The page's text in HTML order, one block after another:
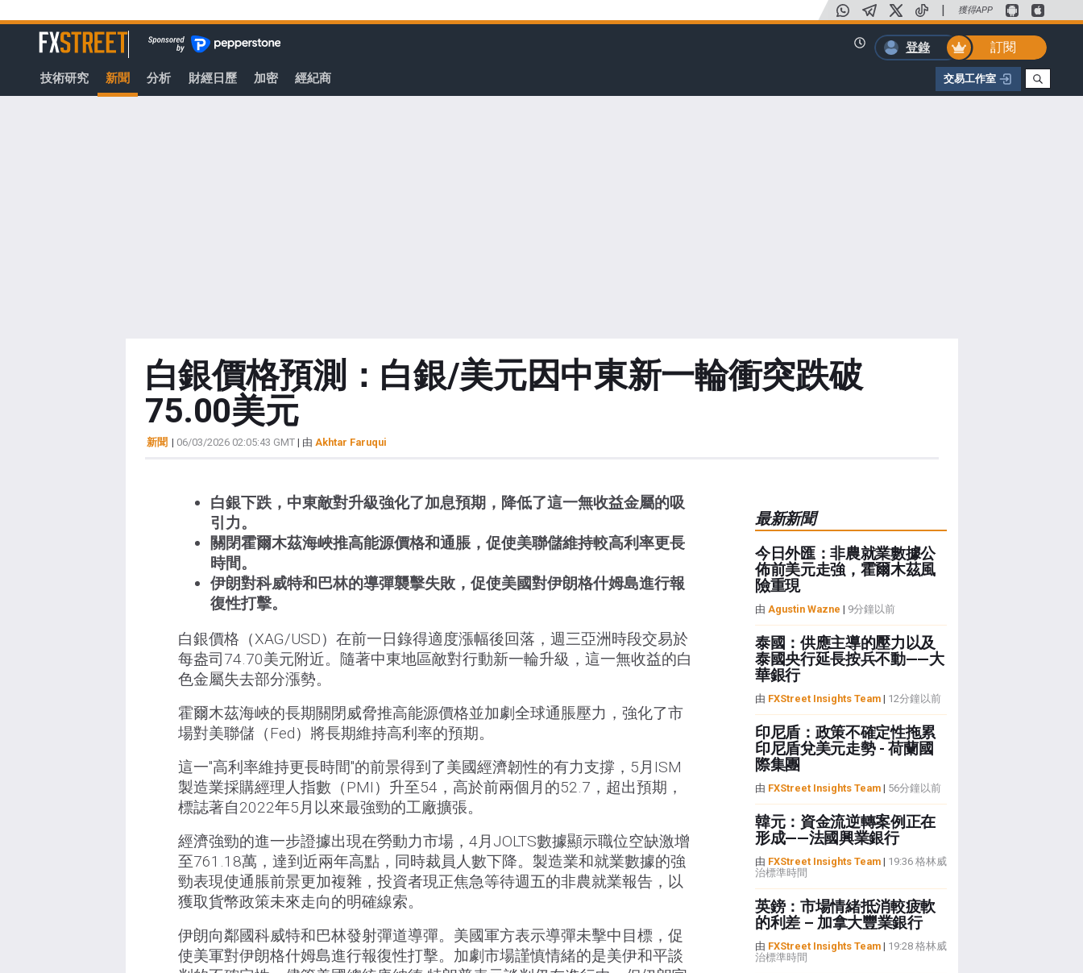
至
容
| 獲得APP
FXStreet
登錄
訂閱
技術研究 新聞 分析 財經日歷 加密 經紀商 交易工作室
白銀價格預測：白銀/美元因中東新一輪衝突跌破
75.00美元
新聞 | 06/03/2026 02:05:43 GMT| 由 Akhtar Faruqui
白銀下跌，中東敵對升級強化了加息預期，降低了這一無收益金屬的吸
引力。
關閉霍爾木茲海峽推高能源價格和通脹，促使美聯儲維持較高利率更長
時間。
伊朗對科威特和巴林的導彈襲擊失敗，促使美國對伊朗格什姆島進行報
復性打擊。
白銀價格（XAG/USD）在前一日錄得適度漲幅後回落，週三亞洲時段交易於
每盎司74.70美元附近。隨著中東地區敵對行動新一輪升級，這一無收益的白
色金屬失去部分漲勢。
霍爾木茲海峽的長期關閉威脅推高能源價格並加劇全球通脹壓力，強化了市
場對美聯儲（Fed）將長期維持高利率的預期。
這一"高利率維持更長時間"的前景得到了美國經濟韌性的有力支撐，5月ISM
製造業採購經理人指數（PMI）升至54，高於前兩個月的52.7，超出預期，
標誌著自2022年5月以來最強勁的工廠擴張。
經濟強勁的進一步證據出現在勞動力市場，4月JOLTS數據顯示職位空缺激增
至761.18萬，達到近兩年高點，同時裁員人數下降。製造業和就業數據的強
勁表現使通脹前景更加複雜，投資者現正焦急等待週五的非農就業報告，以
獲取貨幣政策未來走向的明確線索。
伊朗向鄰國科威特和巴林發射彈道導彈。美國軍方表示導彈未擊中目標，促
使美軍對伊朗格什姆島進行報復性打擊。加劇市場謹慎情緒的是美伊和平談
最新新聞
今日外匯：非農就業數據公
佈前美元走強，霍爾木茲風
險重現
由 Agustin Wazne | 9分鐘以前
泰國：供應主導的壓力以及
泰國央行延長按兵不動——大
華銀行
由 FXStreet Insights Team| 12分鐘以前
印尼盾：政策不確定性拖累
印尼盾兌美元走勢 - 荷蘭國
際集團
由 FXStreet Insights Team| 56分鐘以前
韓元：資金流逆轉案例正在
形成——法國興業銀行
由 FXStreet Insights Team| 19:36 格林威
治標準時間
英鎊：市場情緒抵消較疲軟
的利差 – 加拿大豐業銀行
由 FXStreet Insights Team| 19:28 格林威
治標準時間